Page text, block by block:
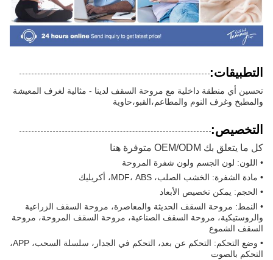
التطبيقات:
تحسين أي منطقة داخلية مع مروحة السقف لدينا - مثالية لغرف المعيشة
والمطبخ وغرف النوم والمطاعم،القبو،حاوية
التخصيص:
كل ما يتعلق بك OEM/ODM متوفرة هنا
• اللون: لون الجسم ولون شفرة المروحة
• مادة الشفرة: الخشب الصلب، MDF، ABS، أكريليك
• الحجم: يمكن تخصيص الأبعاد
• النمط: مروحة السقف الحديثة والمعاصرة، مروحة السقف الزراعية
والروستيكية، مروحة السقف الصناعية، مروحة السقف المروحة، مروحة
السقف الشموع
• وضع التحكم: التحكم عن بعد، التحكم في الجدار، سلسلة السحب، APP،
التحكم بالصوت